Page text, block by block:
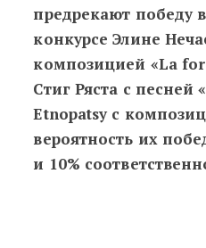
предрекают победу
конкурсе Элине
композицией «La
Стиг Ряста с песней
Etnopatsy с
вероятность их
и 10%